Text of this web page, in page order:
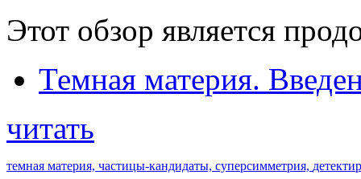
Этот обзор является
Темная материя.
читать
темная материя, частицы-кандидаты, суперсимметрия,